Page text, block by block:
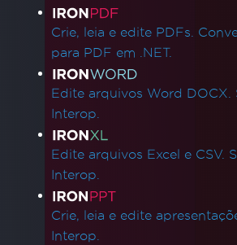
Links de produtos
Crie, leia e edite PDFs.
para PDF em .NET.
Edite arquivos Word DOCX.
Interop.
Edite arquivos Excel e CSV.
Interop.
Crie, leia e edite
Interop.